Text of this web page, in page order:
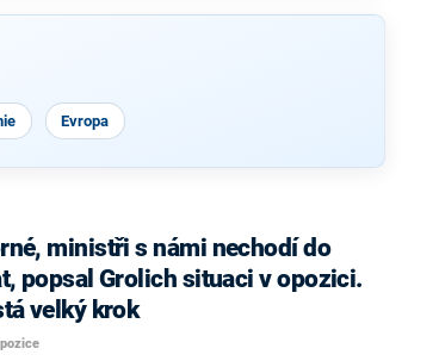
Evropa
ministři s námi nechodí do
popsal Grolich situaci v opozici.
velký krok